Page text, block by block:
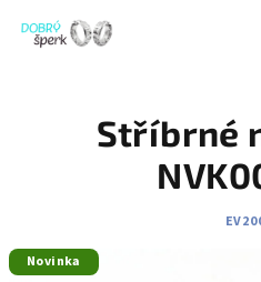
obsah
Stříbrné
Novinka